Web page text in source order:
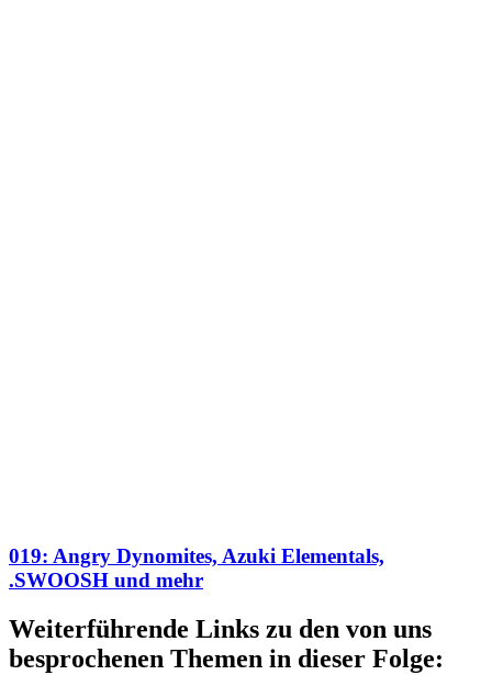
019: Angry Dynomites, Azuki Elementals,
.SWOOSH und mehr
Weiterführende Links zu den von uns
besprochenen Themen in dieser Folge: